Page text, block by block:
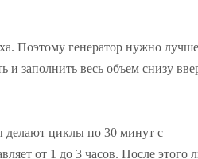
Поэтому генератор нужно
заполнить весь объем снизу
делают циклы по 30 минут с
от 1 до 3 часов. После этого